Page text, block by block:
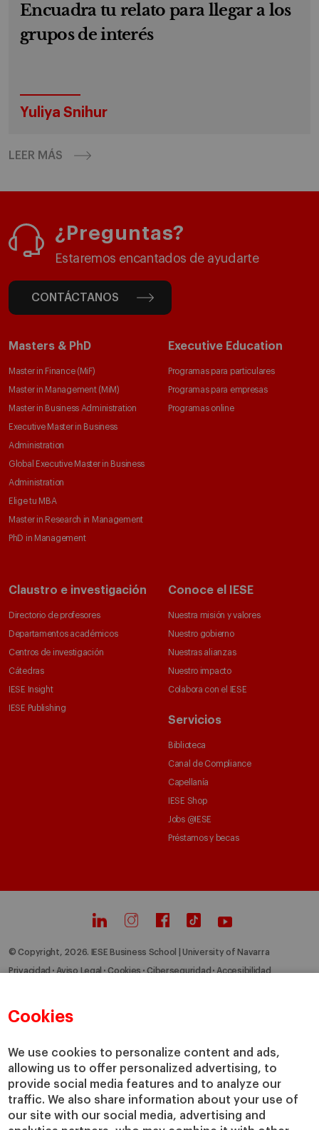
Cookies
We use cookies to personalize content and ads,
allowing us to offer personalized advertising, to
provide social media features and to analyze our
traffic. We also share information about your use of
our site with our social media, advertising and
Encuadra tu relato para llegar a los
grupos de interés
Yuliya Snihur
LEER MÁS
¿Preguntas?
Estaremos encantados de ayudarte
CONTÁCTANOS
Masters & PhD
Master in Finance (MiF)
Master in Management (MiM)
Master in Business Administration
Executive Master in Business
Administration
Global Executive Master in Business
Administration
Elige tu MBA
Master in Research in Management
PhD in Management
Executive Education
Programas para particulares
Programas para empresas
Programas online
Claustro e investigación
Directorio de profesores
Departamentos académicos
Centros de investigación
Cátedras
IESE Insight
IESE Publishing
Conoce el IESE
Nuestra misión y valores
Nuestro gobierno
Nuestras alianzas
Nuestro impacto
Colabora con el IESE
Servicios
Biblioteca
Canal de Compliance
Capellanía
IESE Shop
Jobs @IESE
Préstamos y becas
© Copyright, 2026. IESE Business School | University of Navarra
Privacidad Aviso Legal Cookies Ciberseguridad Accesibilidad